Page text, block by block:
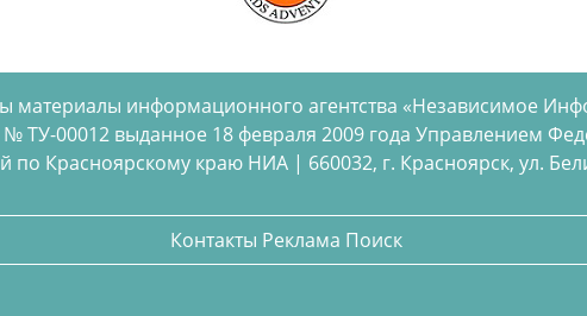
материалы информационного агентства «Независимое
ТУ-00012 выданное 18 февраля 2009 года Управлением
Красноярскому краю НИА | 660032, г. Красноярск, ул.
Контакты Реклама Поиск